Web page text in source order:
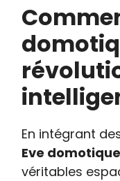
En intégrant
Eve domotique
véritables